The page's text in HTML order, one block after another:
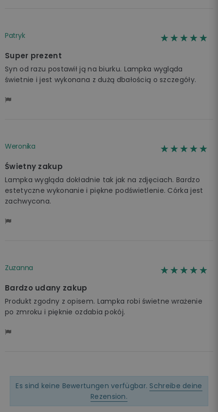
Patryk ☆☆☆☆☆
★★★★★
Super prezent
Syn od razu postawił ją na biurku. Lampka wygląda
świetnie i jest wykonana z dużą dbałością o szczegóły.
Weronika ☆☆☆☆☆
★★★★★
Świetny zakup
Lampka wygląda dokładnie tak jak na zdjęciach. Bardzo
estetyczne wykonanie i piękne podświetlenie. Córka jest
zachwycona.
Zuzanna ☆☆☆☆☆
★★★★★
Bardzo udany zakup
Produkt zgodny z opisem. Lampka robi świetne wrażenie
po zmroku i pięknie ozdabia pokój.
Es sind keine Bewertungen verfügbar. Schreibe deine
Rezension.